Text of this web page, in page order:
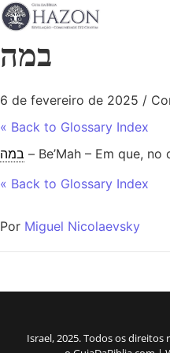
במה
6 de fevereiro de 2025 /
« Back to Glossary Index
במה – Be’Mah – Em que, no
« Back to Glossary Index
Por Miguel Nicolaevsky
Israel, 2025. Todos os